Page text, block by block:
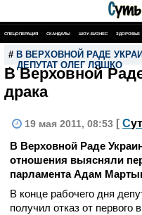
СПЕЦОПЕРАЦИЯ СКАНДАЛЫ ШОУ-БИЗНЕС ЗДОРОВЬЕ
# В ВЕРХОВНОЙ РАДЕ
, ДЕПУТАТ ОЛЕГ ЛЯШКО
В Верховной
драка
19 мая 2011, 08:53 [ С
В Верховной Раде
отношения выясняли
парламента Адам
В конце рабочего дня
получил отказ от первого